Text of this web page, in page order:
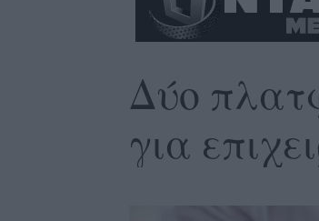
Δύο
για